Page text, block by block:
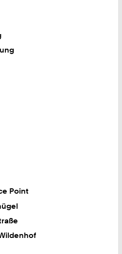
Point